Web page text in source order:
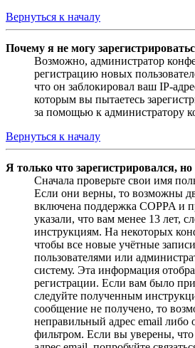
Вернуться к началу
Почему я не могу
Возможно, администратор
регистрацию новых
что он заблокировал ваш IP-
которым вы пытаетесь
за помощью к администратору
Вернуться к началу
Я только что зарегистрировался,
Сначала проверьте свои имя
Если они верны, то возможны
включена поддержка COPPA и
указали, что вам менее 13 лет,
инструкциям. На некоторых
чтобы все новые учётные
пользователями или
систему. Эта информация
регистрации. Если вам было
следуйте полученным
сообщение не получено, то
неправильный адрес email либо
фильтром. Если вы уверены,